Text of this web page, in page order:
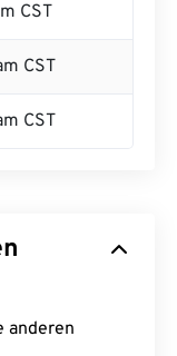
CST
CST
CST
anderen